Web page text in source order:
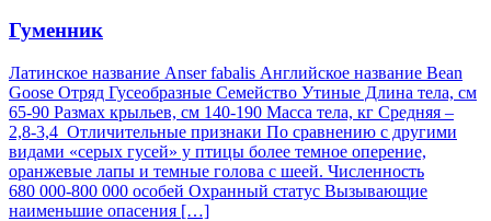
Гуменник
Латинское название Anser fabalis Английское название Bean
Goose Отряд Гусеобразные Семейство Утиные Длина тела, см
65-90 Размах крыльев, см 140-190 Масса тела, кг Средняя –
2,8-3,4 Отличительные признаки По сравнению с другими
видами «серых гусей» у птицы более темное оперение,
оранжевые лапы и темные голова с шеей. Численность
680 000-800 000 особей Охранный статус Вызывающие
наименьшие опасения […]